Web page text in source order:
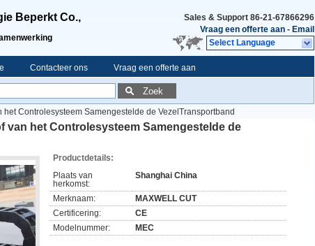
Beperkt Co., Sales & Support 86-21-67866296
Vraag een offerte aan - Email
Select Language
Contacteer ons Vraag een offerte aan
Zoek
Controlesysteem Samengestelde de VezelTransportband
van het Controlesysteem Samengestelde de
Productdetails:
Plaats van
herkomst:
Shanghai China
Merknaam:
MAXWELL CUT
Certificering:
CE
Modelnummer:
MEC